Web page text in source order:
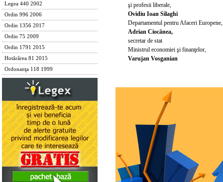
Legea 440 2002
Ordin 996 2006
Ordin 1356 2017
Ordin 75 2009
Ordin 1791 2015
Hotărârea 81 2015
Ordonanţa 118 1999
şi profesii liberale,
Ovidiu Ioan Silaghi
Departamentul pentru Afaceri Europene,
Adrian Ciocănea,
secretar de stat
Ministrul economiei şi finanţelor,
Varujan Vosganian